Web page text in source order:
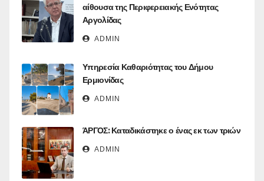
αίθουσα της Περιφερειακής Ενότητας
Αργολίδας
ADMIN
Υπηρεσία Καθαριότητας του Δήμου
Ερμιονίδας
ADMIN
ΆΡΓΟΣ: Καταδικάστηκε ο ένας εκ των τριών
ADMIN